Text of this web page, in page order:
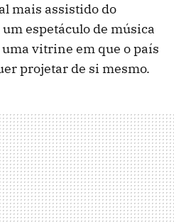
mais assistido do
espetáculo de música
vitrine em que o país
projetar de si mesmo.